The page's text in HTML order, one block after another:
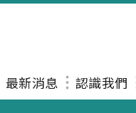
最新消息 認識我們